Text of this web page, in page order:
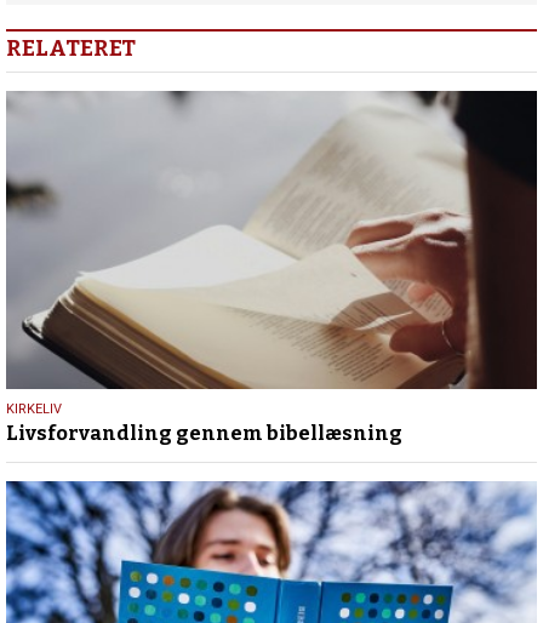
RELATERET
9.
juli
2026
KIRKELIV
Livsforvandling gennem bibellæsning